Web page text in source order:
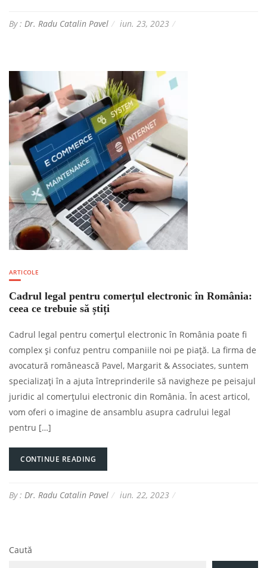
By : Dr. Radu Catalin Pavel iun. 23, 2023
ARTICOLE
Cadrul legal pentru comerțul electronic în România:
ceea ce trebuie să știți
Cadrul legal pentru comerțul electronic în România poate fi
complex și confuz pentru companiile noi pe piață. La firma de
avocatură românească Pavel, Margarit & Associates, suntem
specializați în a ajuta întreprinderile să navigheze pe peisajul
juridic al comerțului electronic din România. În acest articol,
vom oferi o imagine de ansamblu asupra cadrului legal
pentru […]
CONTINUE READING
By : Dr. Radu Catalin Pavel iun. 22, 2023
Caută